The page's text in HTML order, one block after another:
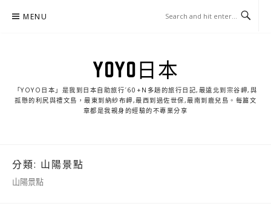
MENU
YOYO日本
「YOYO日本」是我到日本自助旅行ˊ60+N多趟的旅行日記,最遠北到宗谷岬,與
孤懸的利尻與禮文島，最東到納紗布岬,最西到過佐世保,最南到鹿兒島。每篇文
章都是我親身的經驗的不專業分享
分類: 山陽景點
山陽景點